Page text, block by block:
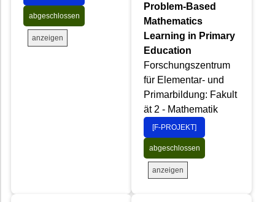
abgeschlossen
anzeigen
Problem-Based
Mathematics
Learning in Primary
Education
Forschungszentrum
für Elementar- und
Primarbildung: Fakult
ät 2 - Mathematik
[F-PROJEKT]
abgeschlossen
anzeigen